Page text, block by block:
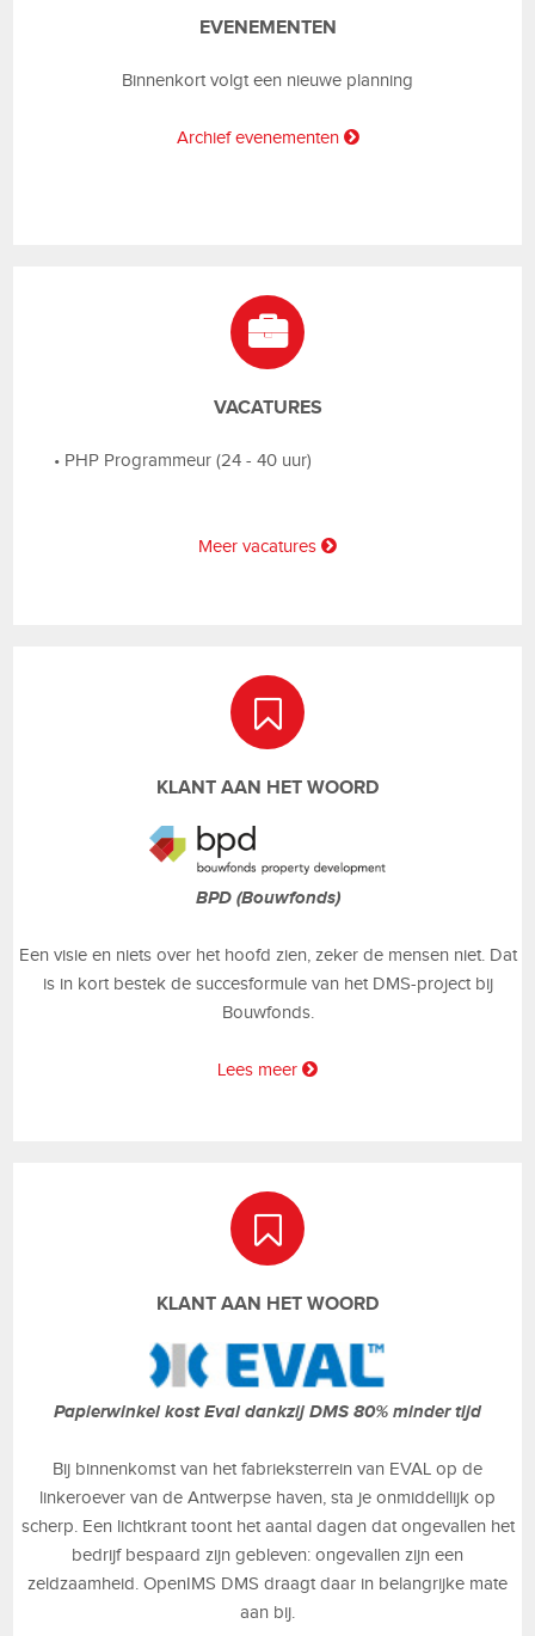
EVENEMENTEN
Binnenkort volgt een nieuwe planning
Archief evenementen
VACATURES
• PHP Programmeur (24 - 40 uur)
Meer vacatures
KLANT AAN HET WOORD
BPD (Bouwfonds)
Een visie en niets over het hoofd zien, zeker de mensen niet. Dat
is in kort bestek de succesformule van het DMS-project bij
Bouwfonds.
Lees meer
KLANT AAN HET WOORD
Papierwinkel kost Eval dankzij DMS 80% minder tijd
Bij binnenkomst van het fabrieksterrein van EVAL op de
linkeroever van de Antwerpse haven, sta je onmiddellijk op
scherp. Een lichtkrant toont het aantal dagen dat ongevallen het
bedrijf bespaard zijn gebleven: ongevallen zijn een
zeldzaamheid. OpenIMS DMS draagt daar in belangrijke mate
aan bij.